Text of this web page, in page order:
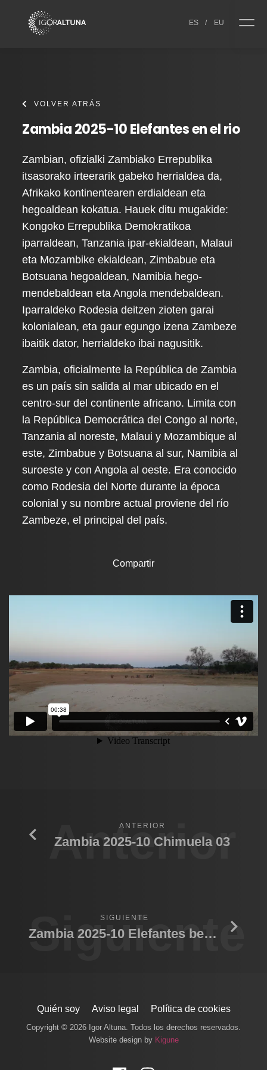
ES / EU
VOLVER ATRÁS
Zambia 2025-10 Elefantes en el rio
Zambian, ofizialki Zambiako Errepublika
itsasorako irteerarik gabeko herrialdea da,
Afrikako kontinentearen erdialdean eta
hegoaldean kokatua. Hauek ditu mugakide:
Kongoko Errepublika Demokratikoa
iparraldean, Tanzania ipar-ekialdean, Malaui
eta Mozambike ekialdean, Zimbabue eta
Botsuana hegoaldean, Namibia hego-
mendebaldean eta Angola mendebaldean.
Iparraldeko Rodesia deitzen zioten garai
kolonialean, eta gaur egungo izena Zambeze
ibaitik dator, herrialdeko ibai nagusitik.
Zambia, oficialmente la República de Zambia
es un país sin salida al mar ubicado en el
centro-sur del continente africano. Limita con
la República Democrática del Congo al norte,
Tanzania al noreste, Malaui y Mozambique al
este, Zimbabue y Botsuana al sur, Namibia al
suroeste y con Angola al oeste. Era conocido
como Rodesia del Norte durante la época
colonial y su nombre actual proviene del río
Zambeze, el principal del país.
Compartir
Anterior
ANTERIOR
Zambia 2025-10 Chimuela 03
Siguiente
SIGUIENTE
Zambia 2025-10 Elefantes bebiendo agua
Quién soy Aviso legal Política de cookies
Copyright © 2026 Igor Altuna. Todos los derechos reservados.
Website design by Kigune